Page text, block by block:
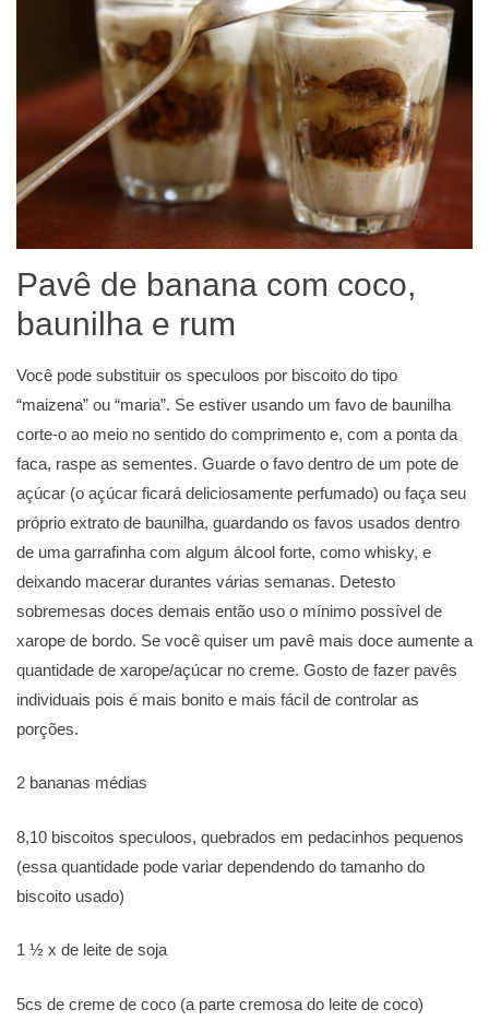
Pavê de banana com coco,
baunilha e rum
Você pode substituir os speculoos por biscoito do tipo
“maizena” ou “maria”. Se estiver usando um favo de baunilha
corte-o ao meio no sentido do comprimento e, com a ponta da
faca, raspe as sementes. Guarde o favo dentro de um pote de
açúcar (o açúcar ficará deliciosamente perfumado) ou faça seu
próprio extrato de baunilha, guardando os favos usados dentro
de uma garrafinha com algum álcool forte, como whisky, e
deixando macerar durantes várias semanas. Detesto
sobremesas doces demais então uso o mínimo possível de
xarope de bordo. Se você quiser um pavê mais doce aumente a
quantidade de xarope/açúcar no creme. Gosto de fazer pavês
individuais pois é mais bonito e mais fácil de controlar as
porções.
2 bananas médias
8,10 biscoitos speculoos, quebrados em pedacinhos pequenos
(essa quantidade pode variar dependendo do tamanho do
biscoito usado)
1 ½ x de leite de soja
5cs de creme de coco (a parte cremosa do leite de coco)